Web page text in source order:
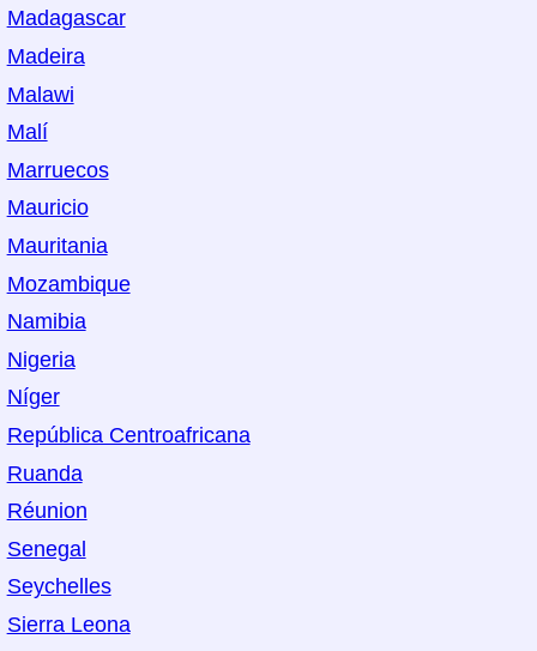
Madagascar
Madeira
Malawi
Malí
Marruecos
Mauricio
Mauritania
Mozambique
Namibia
Nigeria
Níger
República Centroafricana
Ruanda
Réunion
Senegal
Seychelles
Sierra Leona